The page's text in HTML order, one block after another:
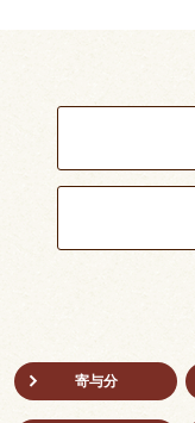
寄与分